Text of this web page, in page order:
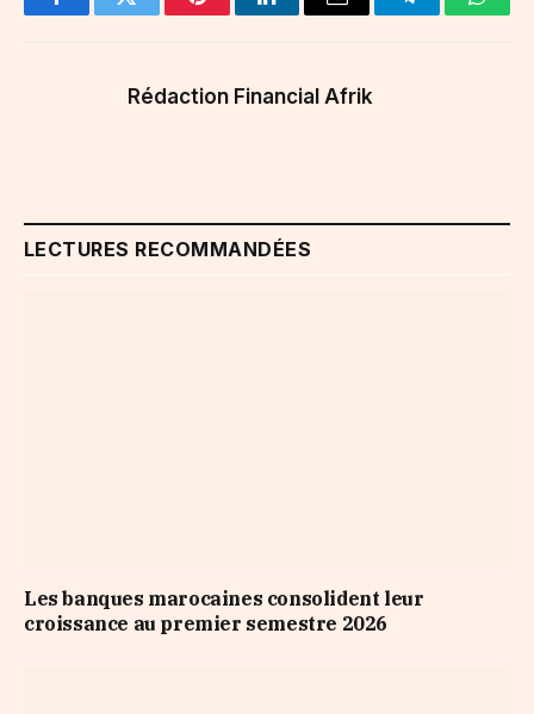
FacebookTwitter PinterestLinkedInEmail Telegram
Rédaction Financial Afrik
LECTURES RECOMMANDÉES
Les banques marocaines consolident leur
croissance au premier semestre 2026